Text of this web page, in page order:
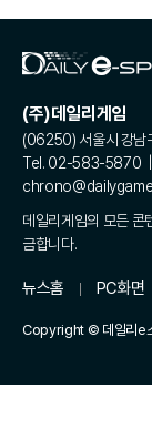
(주)데일리게임
(06250) 서울시 강남
Tel. 02-583-5870
데일리게임의 모든 콘
금합니다.
뉴스홈 PC화면
Copyright © 데일리e